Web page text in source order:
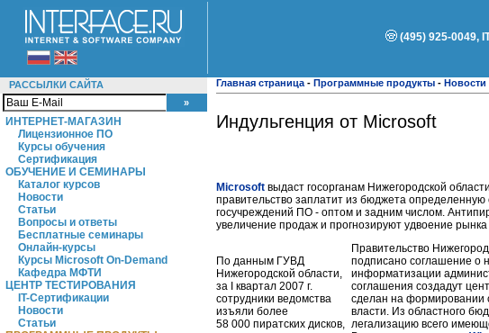
(495) 925-0049,
РАССЫЛКИ САЙТА
ИНТЕРНЕТ-МАГАЗИН
Лицензионное ПО
Курсы обучения
Сертификация
ОБУЧЕНИЕ И СЕМИНАРЫ
Каталог курсов
Новости
Статьи
Вопросы и ответы
Бесплатные семинары
Онлайн-курсы
Курсы Microsoft On-Demand
Кафедра МФТИ
ЦЕНТР ТЕСТИРОВАНИЯ
IT-Сертификации
Новости
Статьи
Главная страница - Программные продукты - Новости
Индульгенция от Microsoft
Microsoft выдаст госорганам Нижегородской
правительство заплатит из бюджета
госучреждений ПО - оптом и задним числом.
увеличение продаж и прогнозируют удвоение рынка
По данным ГУВД
Нижегородской области,
за I квартал 2007 г.
сотрудники ведомства
изъяли более
58 000 пиратских дисков,
Правительство
подписано соглашение о
информатизации
соглашения создадут
сделан на формировании
власти. Из областного
легализацию всего